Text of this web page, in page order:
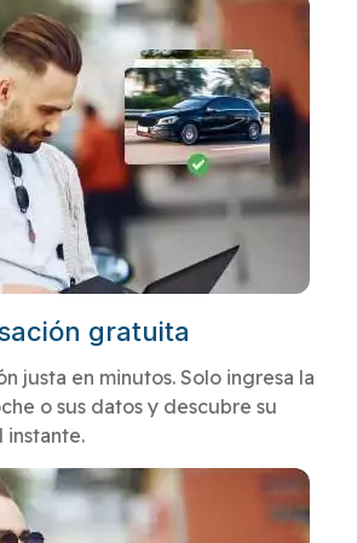
gratuita
justa en minutos. Solo ingresa la
o sus datos y descubre su
instante.